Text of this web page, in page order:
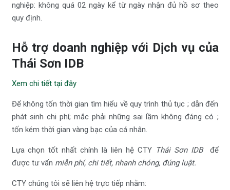
nghiệp: không quá 02 ngày kể từ ngày nhận đủ hồ sơ theo
quy định.
Hỗ trợ doanh nghiệp với Dịch vụ của
Thái Sơn IDB
Xem chi tiết tại đây
Để không tốn thời gian tìm hiểu về quy trình thủ tục ; dẫn đến
phát sinh chi phí; mắc phải những sai lầm không đáng có ;
tốn kém thời gian vàng bạc của cá nhân.
Lựa chọn tốt nhất chính là liên hệ CTY Thái Sơn IDBđể
được tư vấn miễn phí, chi tiết, nhanh chóng, đúng luật.
CTY chúng tôi sẽ liên hệ trực tiếp nhằm: